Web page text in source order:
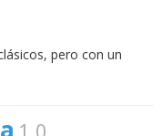
pero con un